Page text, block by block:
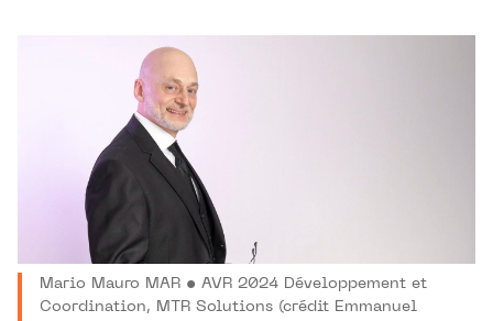
Mario Mauro MAR • AVR 2024 Développement et
Coordination, MTR Solutions (crédit Emmanuel